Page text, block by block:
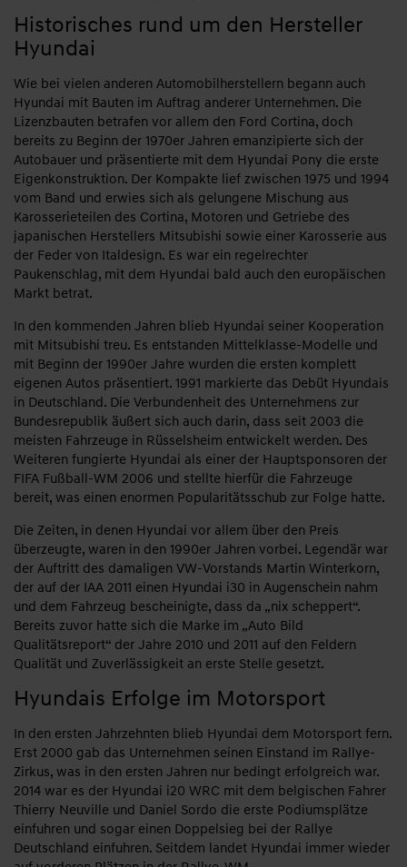
Historisches rund um den Hersteller
Hyundai
Wie bei vielen anderen Automobilherstellern begann auch
Hyundai mit Bauten im Auftrag anderer Unternehmen. Die
Lizenzbauten betrafen vor allem den Ford Cortina, doch
bereits zu Beginn der 1970er Jahren emanzipierte sich der
Autobauer und präsentierte mit dem Hyundai Pony die erste
Eigenkonstruktion. Der Kompakte lief zwischen 1975 und 1994
vom Band und erwies sich als gelungene Mischung aus
Karosserieteilen des Cortina, Motoren und Getriebe des
japanischen Herstellers Mitsubishi sowie einer Karosserie aus
der Feder von Italdesign. Es war ein regelrechter
Paukenschlag, mit dem Hyundai bald auch den europäischen
Markt betrat.
In den kommenden Jahren blieb Hyundai seiner Kooperation
mit Mitsubishi treu. Es entstanden Mittelklasse-Modelle und
mit Beginn der 1990er Jahre wurden die ersten komplett
eigenen Autos präsentiert. 1991 markierte das Debüt Hyundais
in Deutschland. Die Verbundenheit des Unternehmens zur
Bundesrepublik äußert sich auch darin, dass seit 2003 die
meisten Fahrzeuge in Rüsselsheim entwickelt werden. Des
Weiteren fungierte Hyundai als einer der Hauptsponsoren der
FIFA Fußball-WM 2006 und stellte hierfür die Fahrzeuge
bereit, was einen enormen Popularitätsschub zur Folge hatte.
Die Zeiten, in denen Hyundai vor allem über den Preis
überzeugte, waren in den 1990er Jahren vorbei. Legendär war
der Auftritt des damaligen VW-Vorstands Martin Winterkorn,
der auf der IAA 2011 einen Hyundai i30 in Augenschein nahm
und dem Fahrzeug bescheinigte, dass da „nix scheppert“.
Bereits zuvor hatte sich die Marke im „Auto Bild
Qualitätsreport“ der Jahre 2010 und 2011 auf den Feldern
Qualität und Zuverlässigkeit an erste Stelle gesetzt.
Hyundais Erfolge im Motorsport
In den ersten Jahrzehnten blieb Hyundai dem Motorsport fern.
Erst 2000 gab das Unternehmen seinen Einstand im Rallye-
Zirkus, was in den ersten Jahren nur bedingt erfolgreich war.
2014 war es der Hyundai i20 WRC mit dem belgischen Fahrer
Thierry Neuville und Daniel Sordo die erste Podiumsplätze
einfuhren und sogar einen Doppelsieg bei der Rallye
Deutschland einfuhren. Seitdem landet Hyundai immer wieder